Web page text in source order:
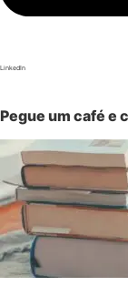
LinkedIn
Pegue um café e